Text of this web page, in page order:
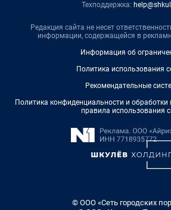
Техподдержка:
Редакция сайта не несет
информации, содержащейся в
Информация об
Политика использования
Рекомендательные
Политика конфиденциальности и
правила использования
© ООО «Сеть городских